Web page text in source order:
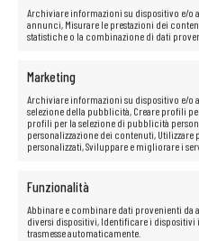
Archiviare informazioni su dispositivo e/o
annunci, Misurare le prestazioni dei
statistiche o la combinazione di dati
Marketing
Archiviare informazioni su dispositivo e/o
selezione della pubblicità, Creare profili
profili per la selezione di pubblicità
personalizzazione dei contenuti,
personalizzati, Sviluppare e migliorare i
Funzionalità
Abbinare e combinare dati provenienti da
diversi dispositivi, Identificare i dispositivi
trasmesse automaticamente.
Indirizzo email